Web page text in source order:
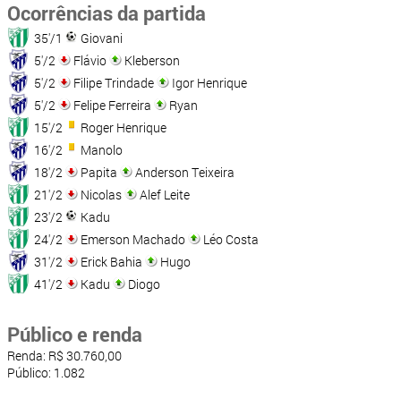
Ocorrências da partida
35'/1
Giovani
5'/2
Flávio
Kleberson
5'/2
Filipe Trindade
Igor Henrique
5'/2
Felipe Ferreira
Ryan
15'/2
Roger Henrique
16'/2
Manolo
18'/2
Papita
Anderson Teixeira
21'/2
Nicolas
Alef Leite
23'/2
Kadu
24'/2
Emerson Machado
Léo Costa
31'/2
Erick Bahia
Hugo
41'/2
Kadu Diogo
Público e renda
Renda: R$ 30.760,00
Público: 1.082